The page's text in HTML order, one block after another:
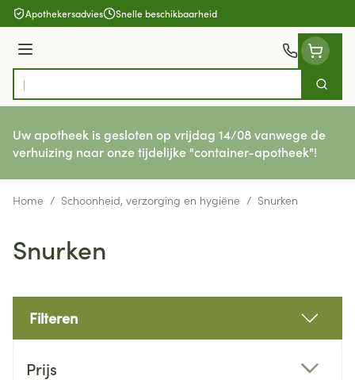
Ga naar de inhoud
Apothekersadvies Snelle beschikbaarheid
Menu
Product, merk, categorie...
Zoek
Uw apotheek is gesloten op vrijdag 14/08 vanwege de
verhuizing naar onze tijdelijke "container-apotheek"!
Home / Schoonheid, verzorging en hygiëne / Snurken
Snurken
Filteren
Prijs